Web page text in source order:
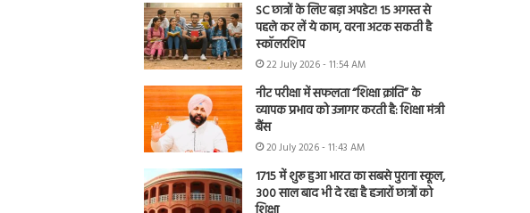
SC छात्रों के लिए बड़ा अपडेट! 15 अगस्त से
पहले कर लें ये काम, वरना अटक सकती है
स्कॉलरशिप
22 July 2026 - 11:54 AM
नीट परीक्षा में सफलता “शिक्षा क्रांति” के
व्यापक प्रभाव को उजागर करती है: शिक्षा मंत्री
बैंस
20 July 2026 - 11:43 AM
1715 में शुरू हुआ भारत का सबसे पुराना स्कूल,
300 साल बाद भी दे रहा है हजारों छात्रों को